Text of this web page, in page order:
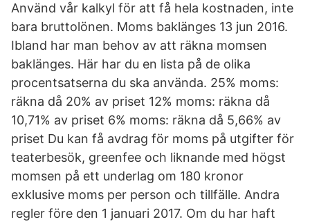
Använd vår kalkyl för att få hela kostnaden, inte
bara bruttolönen. Moms baklänges 13 jun 2016.
Ibland har man behov av att räkna momsen
baklänges. Här har du en lista på de olika
procentsatserna du ska använda. 25% moms:
räkna då 20% av priset 12% moms: räkna då
10,71% av priset 6% moms: räkna då 5,66% av
priset Du kan få avdrag för moms på utgifter för
teaterbesök, greenfee och liknande med högst
momsen på ett underlag om 180 kronor
exklusive moms per person och tillfälle. Andra
regler före den 1 januari 2017. Om du har haft